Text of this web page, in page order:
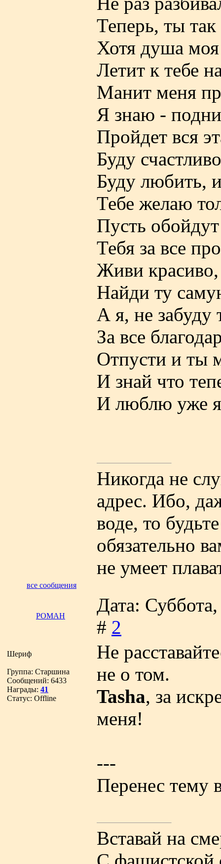
Теперь, ты так
Хотя душа
Летит к тебе
Манит меня
Я знаю -
Пройдет вся
Буду
Буду любить,
Тебе желаю
Пусть
Тебя за все
Живи красиво,
Найди ту
А я, не забуду
За все
Отпусти и ты
И знай что
И люблю уже
Никогда не
адрес. Ибо,
воде, то
обязательно
не умеет
все сообщения
РОМАН
Дата:
# 2
Шериф
Группа: Старшина
Сообщений: 6433
Награды: 41
Статус: Offline
Не
не о том.
Tasha, за
меня!
---
Перенес тему
Вставай на